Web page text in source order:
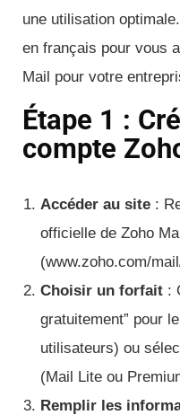
une utilisation
en français pour vous
Mail pour votre
Étape 1 :
compte
Accéder au site :
officielle de Zoho
(www.zoho.com/
Choisir un forfait :
gratuitement” pour
utilisateurs) ou
(Mail Lite ou
Remplir les